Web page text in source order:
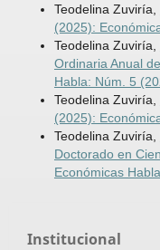
Teodelina Zuviría,
(2025):
Teodelina Zuviría,
Ordinaria Anual
Habla: Núm. 5
Teodelina Zuviría,
(2025):
Teodelina Zuviría,
Doctorado en
Económicas
Institucional